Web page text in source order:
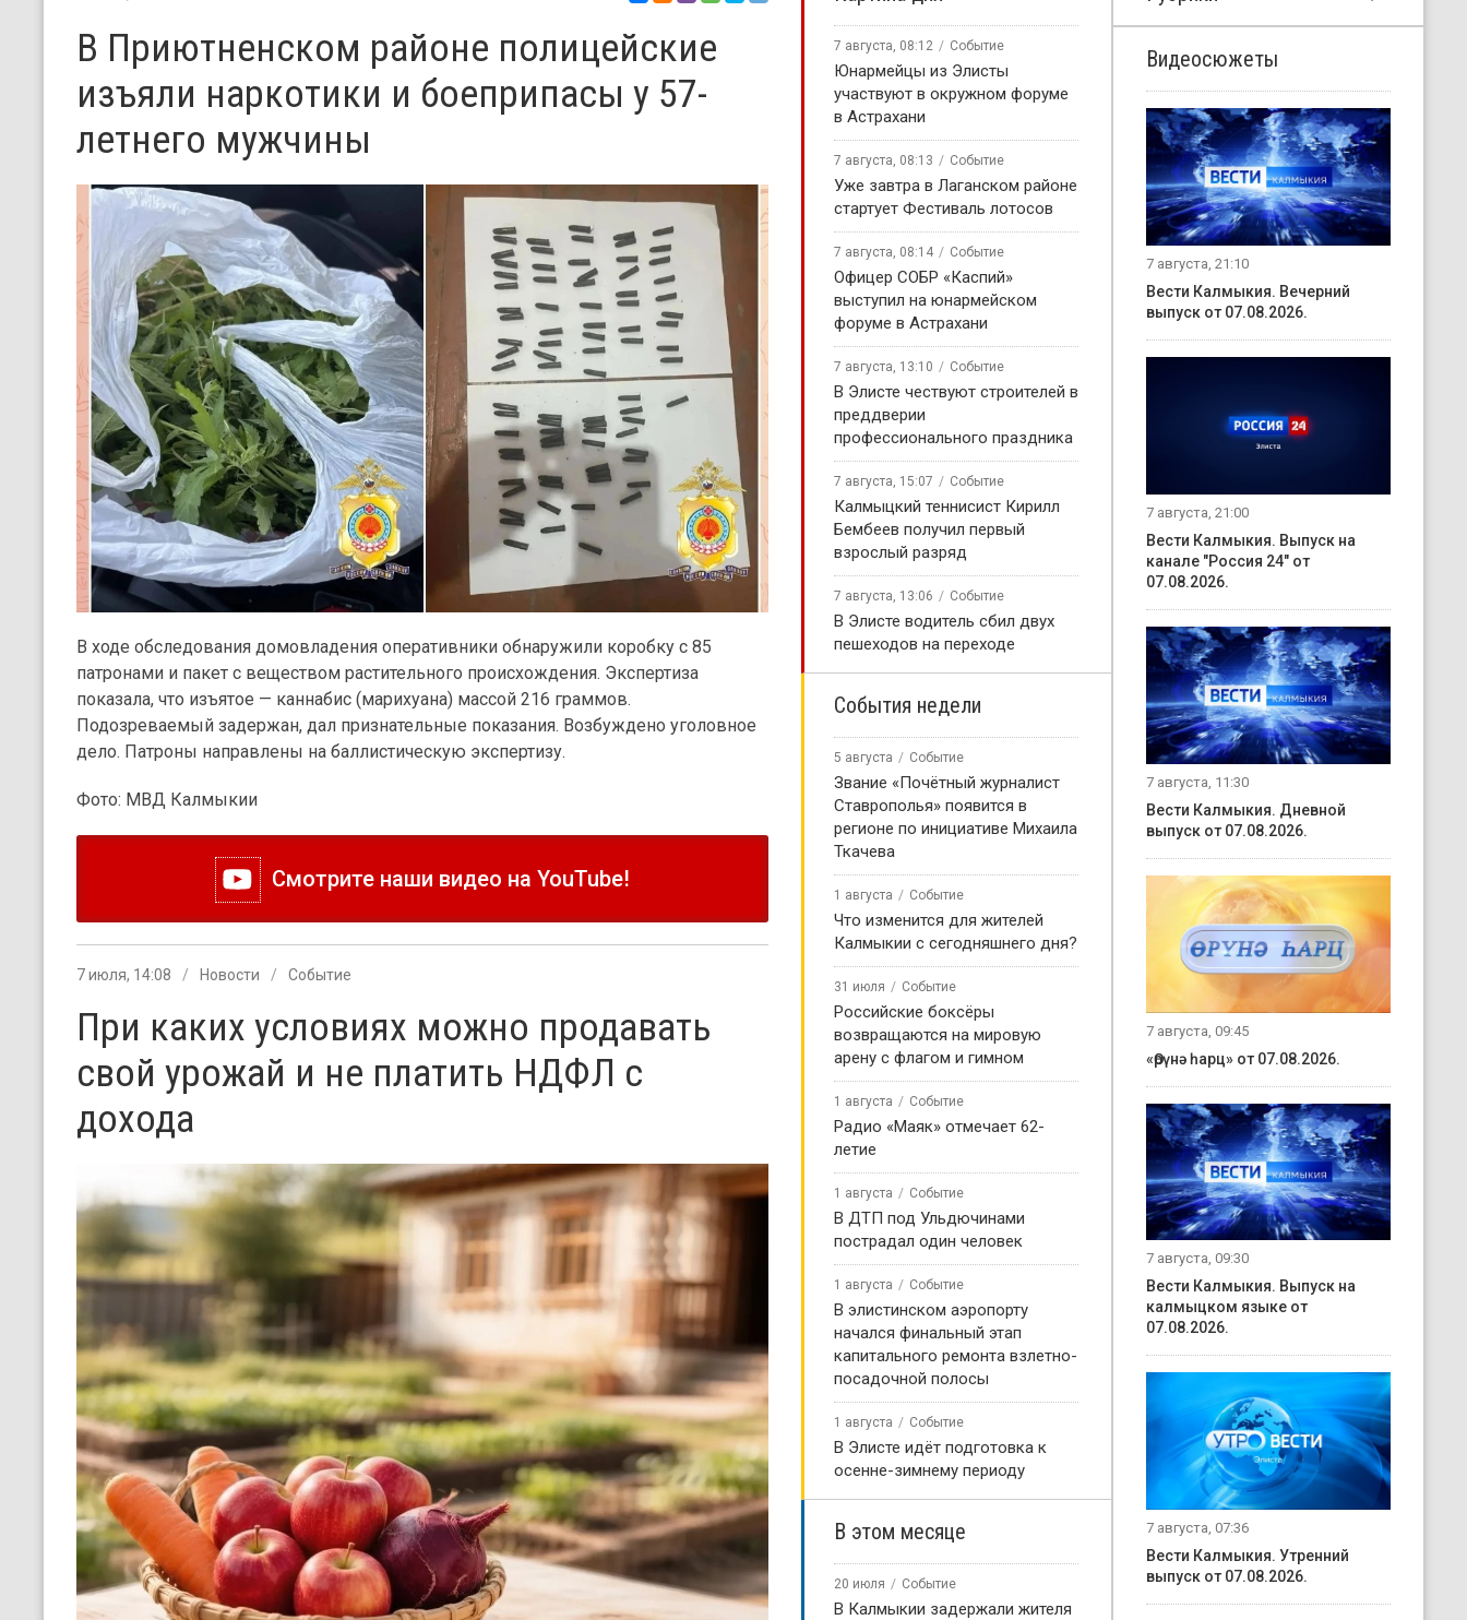
В Приютненском районе полицейские
изъяли наркотики и боеприпасы у 57-
летнего мужчины
В ходе обследования домовладения оперативники обнаружили коробку с 85
патронами и пакет с веществом растительного происхождения. Экспертиза
показала, что изъятое — каннабис (марихуана) массой 216 граммов.
Подозреваемый задержан, дал признательные показания. Возбуждено уголовное
дело. Патроны направлены на баллистическую экспертизу.
Фото: МВД Калмыкии
Смотрите наши видео на YouTube!
7 июля, 14:08 Новости Событие
При каких условиях можно продавать
свой урожай и не платить НДФЛ с
дохода
7 августа, 08:12 Событие
Юнармейцы из Элисты
участвуют в окружном форуме
в Астрахани
7 августа, 08:13 Событие
Уже завтра в Лаганском районе
стартует Фестиваль лотосов
7 августа, 08:14 Событие
Офицер СОБР «Каспий»
выступил на юнармейском
форуме в Астрахани
7 августа, 13:10 Событие
В Элисте чествуют строителей в
преддверии
профессионального праздника
7 августа, 15:07 Событие
Калмыцкий теннисист Кирилл
Бембеев получил первый
взрослый разряд
7 августа, 13:06 Событие
В Элисте водитель сбил двух
пешеходов на переходе
События недели
5 августа Событие
Звание «Почётный журналист
Ставрополья» появится в
регионе по инициативе Михаила
Ткачева
1 августа Событие
Что изменится для жителей
Калмыкии с сегодняшнего дня?
31 июля Событие
Российские боксёры
возвращаются на мировую
арену с флагом и гимном
1 августа Событие
Радио «Маяк» отмечает 62-
летие
1 августа Событие
В ДТП под Ульдючинами
пострадал один человек
1 августа Событие
В элистинском аэропорту
начался финальный этап
капитального ремонта взлетно-
посадочной полосы
1 августа Событие
В Элисте идёт подготовка к
осенне-зимнему периоду
В этом месяце
20 июля Событие
В Калмыкии задержали жителя
Видеосюжеты
7 августа, 21:10
Вести Калмыкия. Вечерний
выпуск от 07.08.2026.
7 августа, 21:00
Вести Калмыкия. Выпуск на
канале "Россия 24" от
07.08.2026.
7 августа, 11:30
Вести Калмыкия. Дневной
выпуск от 07.08.2026.
7 августа, 09:45
«Өрүнә һарц» от 07.08.2026.
7 августа, 09:30
Вести Калмыкия. Выпуск на
калмыцком языке от
07.08.2026.
7 августа, 07:36
Вести Калмыкия. Утренний
выпуск от 07.08.2026.